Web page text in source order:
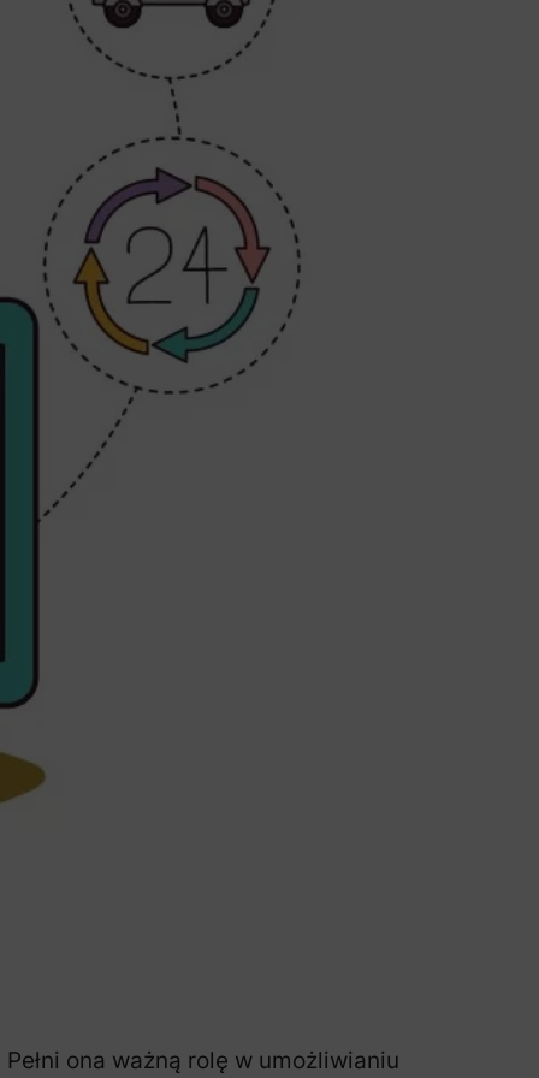
ona ważną rolę w umożliwianiu